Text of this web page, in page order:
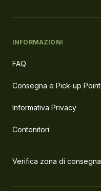
INFORMAZIONI
FAQ
Consegna e Pick-up Point
Informativa Privacy
Contenitori
Verifica zona di consegna